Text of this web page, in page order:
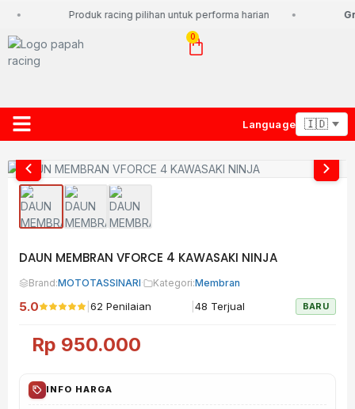
Produk racing pilihan untuk performa harian
0
Language
DAUN MEMBRAN VFORCE 4 KAWASAKI NINJA
Brand:MOTOTASSINARI· Kategori:Membran
5.0 62 Penilaian 48 Terjual BARU
Rp 950.000
INFO HARGA